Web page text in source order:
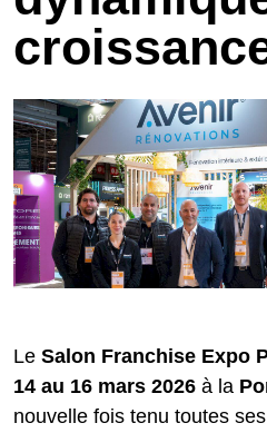
Le Salon Franchise Expo
14 au 16 mars 2026 à la
nouvelle fois tenu toutes